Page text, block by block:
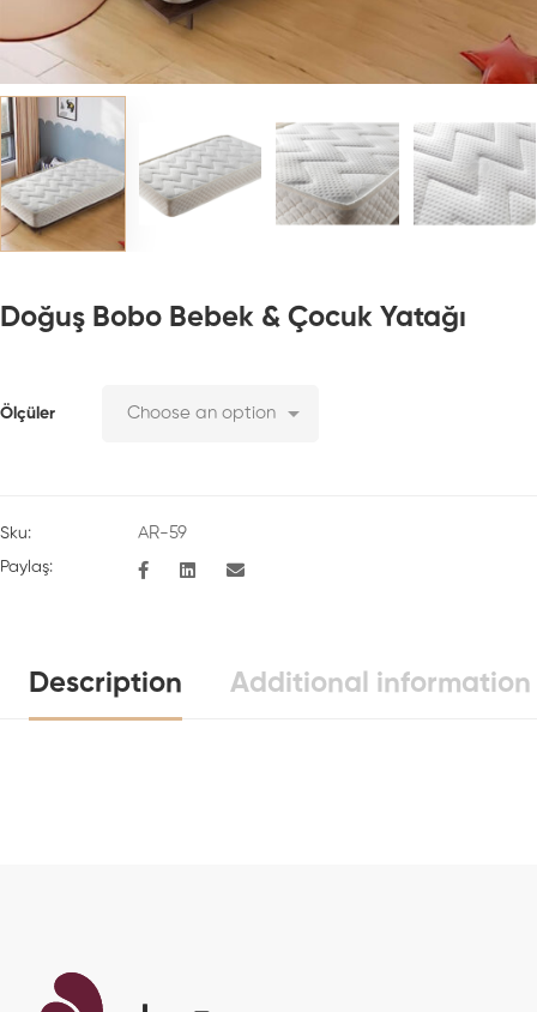
Doğuş Bobo Bebek & Çocuk Yatağı
Ölçüler
Sku: AR-59
Paylaş:
Description Additional information